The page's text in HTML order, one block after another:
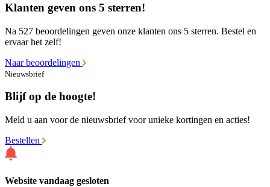
Klanten geven ons 5 sterren!
Na 527 beoordelingen geven onze klanten ons 5 sterren. Bestel en
ervaar het zelf!
Naar beoordelingen
Nieuwsbrief
Blijf op de hoogte!
Meld u aan voor de nieuwsbrief voor unieke kortingen en acties!
Bestellen
Website vandaag gesloten